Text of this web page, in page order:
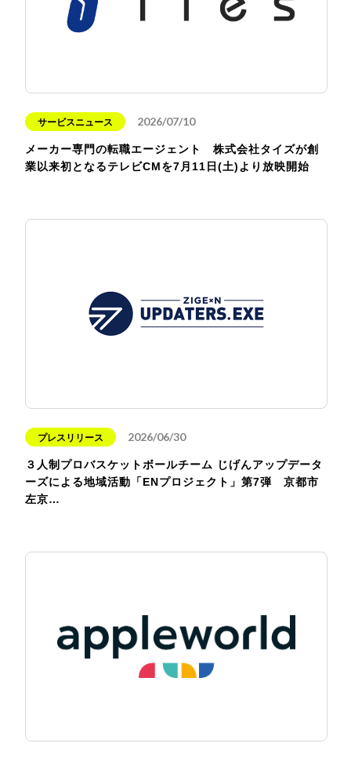
サービスニュース 2026/07/10
メーカー専門の転職エージェント 株式会社タイズが創
業以来初となるテレビCMを7月11日(土)より放映開始
プレスリリース 2026/06/30
３人制プロバスケットボールチーム じげんアップデータ
ーズによる地域活動「ENプロジェクト」第7弾 京都市
左京…